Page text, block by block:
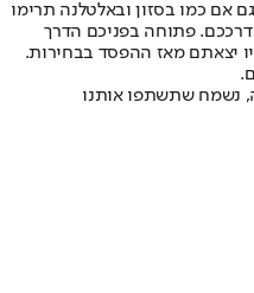
אם כמו בסזון ובאלטלנה תרימו
פתוחה בפניכם הדרך
יצאתם מאז ההפסד בבחירות.
נשמח שתשתפו אותנו